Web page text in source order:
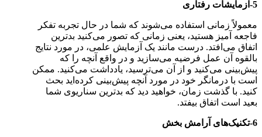
5-آزمایشات رفتاری
معمولاً زمانی استفاده می‌شوند که شما در حال تجربه تفکر
فاجعه آمیز هستید، یعنی زمانی که تصور می‌کنید بدترین
اتفاق می‌افتد. درست مانند یک آزمایش علمی، در مورد نتایج
بالقوه آن عمل فرضیه می‌سازید و در واقع آنچه را که
پیش‌بینی می‌کنید و از آن می‌ترسید، یادداشت می‌کنید. ممکن
است با درمانگر خود در مورد آنچه پیش‌بینی کرده‌اید بحث
کنید. با گذشت زمان، خواهید دید که بدترین سناریوی شما
بعید است اتفاق بیفتد.
6-تکنیک‌های آرامش بخش